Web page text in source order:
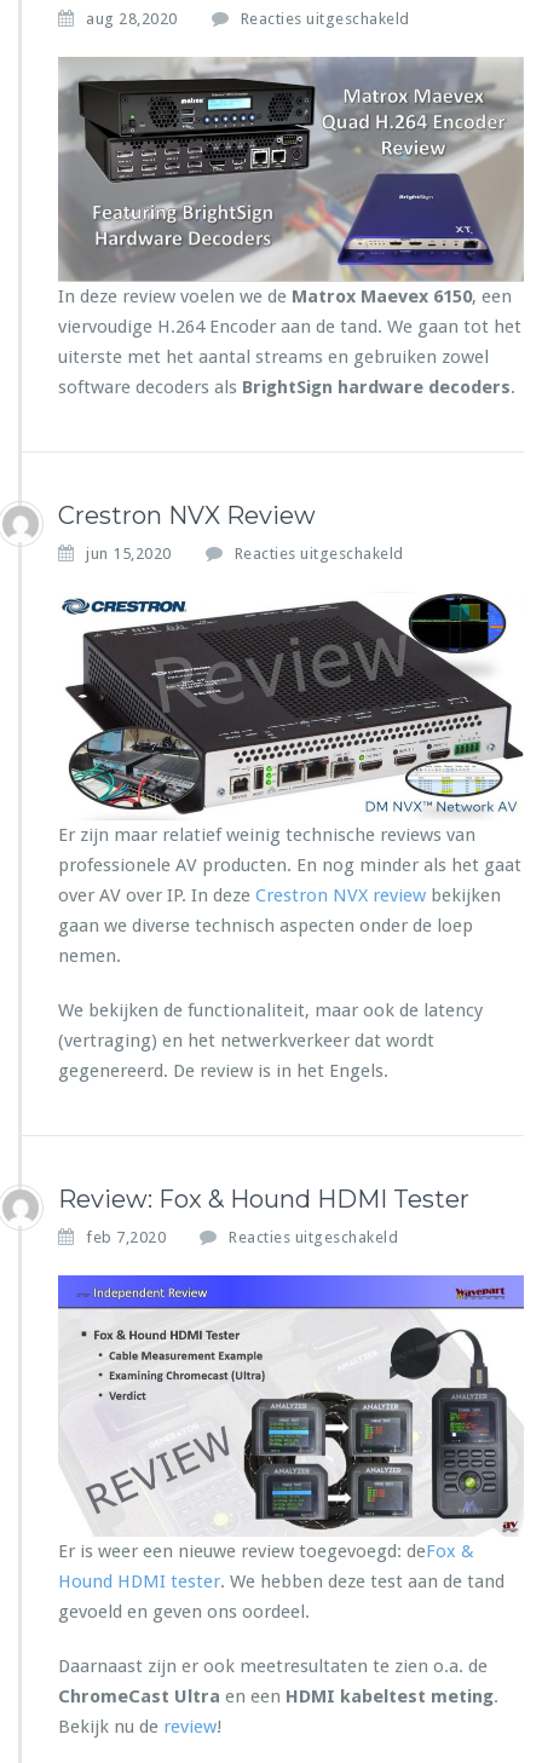
v
t
E
M
E
A
aug 28,2020 Reacties uitgeschakeld
o
r
M
a
t
x
M
a
e
v
e
x
a
E
n
c
o
d
e
r
r
e
v
i
e
w
In deze review voelen we de Matrox Maevex 6150, een
viervoudige H.264 Encoder aan de tand. We gaan tot het
uiterste met het aantal streams en gebruiken zowel
software decoders als BrightSign hardware decoders.
Crestron NVX Review
jun 15,2020 Reacties uitgeschakeld
o
r
C
r
e
s
t
r
o
n
N
V
X
R
e
w
Er zijn maar relatief weinig technische reviews van
professionele AV producten. En nog minder als het gaat
over AV over IP. In deze Crestron NVX review bekijken
gaan we diverse technisch aspecten onder de loep
nemen.
We bekijken de functionaliteit, maar ook de latency
(vertraging) en het netwerkverkeer dat wordt
gegenereerd. De review is in het Engels.
Review: Fox & Hound HDMI Tester
feb 7,2020 Reacties uitgeschakeld
r
R
v
i
e
w:
F
o
&
H
d
H
Er is weer een nieuwe review toegevoegd: deFox &
Hound HDMI tester. We hebben deze test aan de tand
gevoeld en geven ons oordeel.
Daarnaast zijn er ook meetresultaten te zien o.a. de
ChromeCast Ultra en een HDMI kabeltest meting.
Bekijk nu de review!